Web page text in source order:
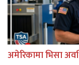
अमेरिकामा भिसा